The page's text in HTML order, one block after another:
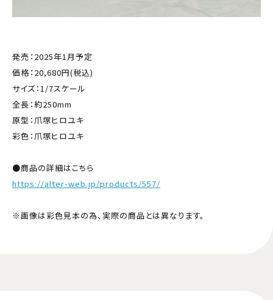
発売：2025年1月予定
価格：20,680円(税込)
サイズ：1/7スケール
全長：約250mm
原型：爪塚ヒロユキ
彩色：爪塚ヒロユキ
●商品の詳細はこちら
https://alter-web.jp/products/557/
※画像は彩色見本の為、実際の商品とは異なります。